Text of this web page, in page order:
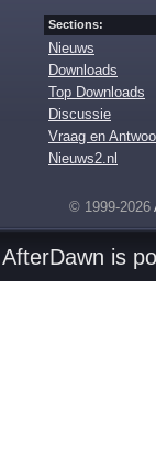
Sections:
Nieuws
Downloads
Top Downloads
Discussie
Vraag en
Nieuws2.nl
© 1999-2026
AfterDawn is